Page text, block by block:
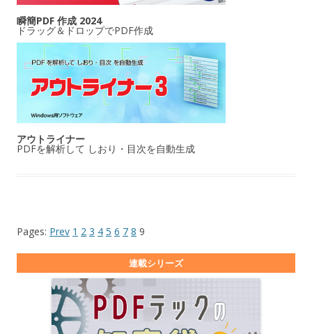
瞬簡PDF 作成 2024
ドラッグ＆ドロップでPDF作成
アウトライナー
PDFを解析して しおり・目次を自動生成
Pages: Prev 1 2 3 4 5 6 7 8 9
連載シリーズ